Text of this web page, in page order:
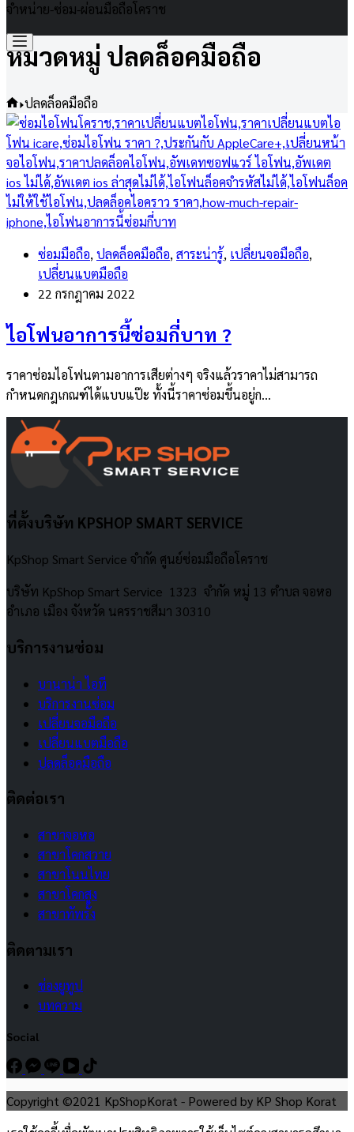
จำหน่าย-ซ่อม-ผ่อนมือถือโคราช
หมวดหมู่ ปลดล็อคมือถือ
Home
ปลดล็อคมือถือ
ซ่อมมือถือ, ปลดล็อคมือถือ, สาระน่ารู้, เปลี่ยนจอมือถือ,
เปลี่ยนแบตมือถือ
22 กรกฎาคม 2022
ไอโฟนอาการนี้ซ่อมกี่บาท ?
ราคาซ่อมไอโฟนตามอาการเสียต่างๆ จริงแล้วราคาไม่สามารถ
กำหนดกฎเกณฑ์ได้แบบแป๊ะ ทั้งนี้ราคาซ่อมขึ้นอยู่ก…
ที่ตั้งบริษัท KPSHOP SMART SERVICE
KpShop Smart Service จำกัด ศูนย์ซ่อมมือถือโคราช
บริษัท KpShop Smart Service 1323 จำกัด หมู่ 13 ตำบล จอหอ
อำเภอ เมือง จังหวัด นครราชสีมา 30310
บริการงานซ่อม
บานาน่า ไอที
บริการงานซ่อม
เปลี่ยนจอมือถือ
เปลี่ยนแบตมือถือ
ปลดล็อคมือถือ
ติดต่อเรา
สาขาจอหอ
สาขาโคกสวาย
สาขาโนนไทย
สาขาโคกสูง
สาขาทัพรั้ง
ติดตามเรา
ช่องยูทูป
บทความ
Social
Copyright ©2021 KpShopKorat - Powered by KP Shop Korat